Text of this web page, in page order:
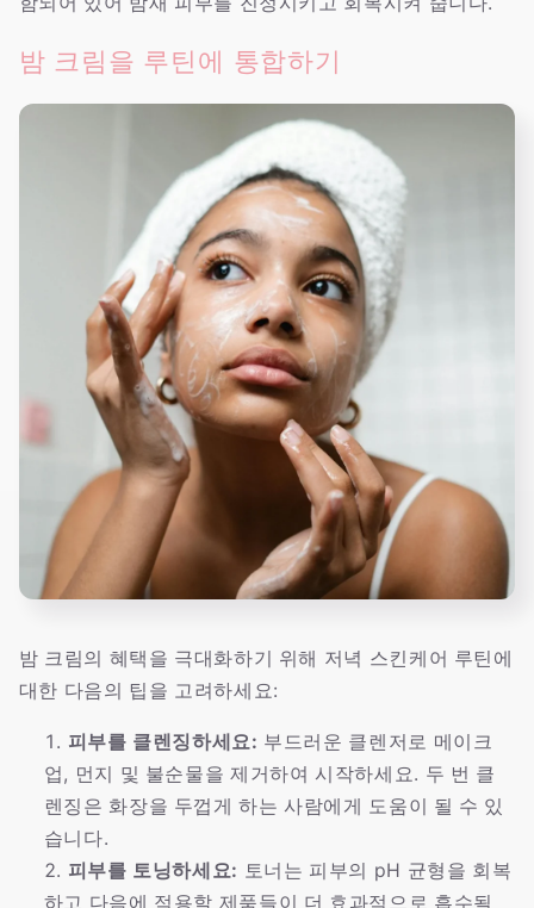
밤 크림을 루틴에 통합하기
밤 크림의 혜택을 극대화하기 위해 저녁 스킨케어 루틴에
대한 다음의 팁을 고려하세요:
피부를 클렌징하세요: 부드러운 클렌저로 메이크
업, 먼지 및 불순물을 제거하여 시작하세요. 두 번 클
렌징은 화장을 두껍게 하는 사람에게 도움이 될 수 있
습니다.
피부를 토닝하세요: 토너는 피부의 pH 균형을 회복
하고 다음에 적용할 제품들이 더 효과적으로 흡수될